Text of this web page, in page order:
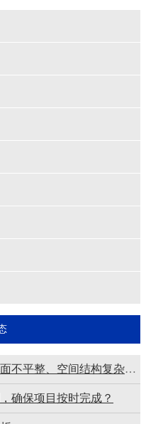
、空间结构复杂等场地问题？
确保项目按时完成？